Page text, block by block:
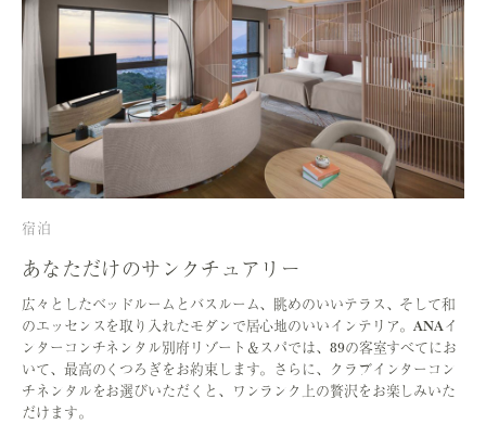
宿泊
あなただけのサンクチュアリー
広々としたベッドルームとバスルーム、眺めのいいテラス、そして和
のエッセンスを取り入れたモダンで居心地のいいインテリア。ANAイ
ンターコンチネンタル別府リゾート＆スパでは、89の客室すべてにお
いて、最高のくつろぎをお約束します。さらに、クラブインターコン
チネンタルをお選びいただくと、ワンランク上の贅沢をお楽しみいた
だけます。